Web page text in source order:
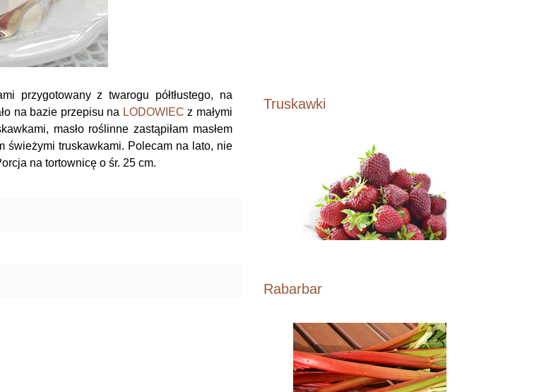
przygotowany z twarogu półtłustego, na
na bazie przepisu na LODOWIEC z małymi
masło roślinne zastąpiłam masłem
świeżymi truskawkami. Polecam na lato, nie
na tortownicę o śr. 25 cm.
Truskawki
Rabarbar